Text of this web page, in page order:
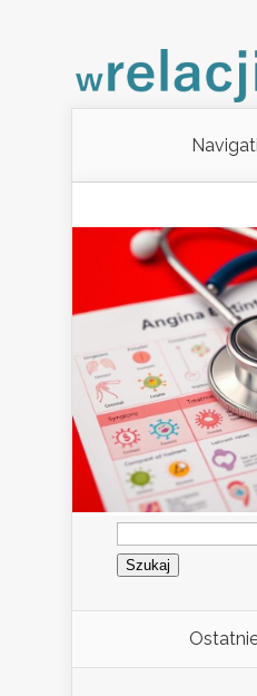
Szukaj: